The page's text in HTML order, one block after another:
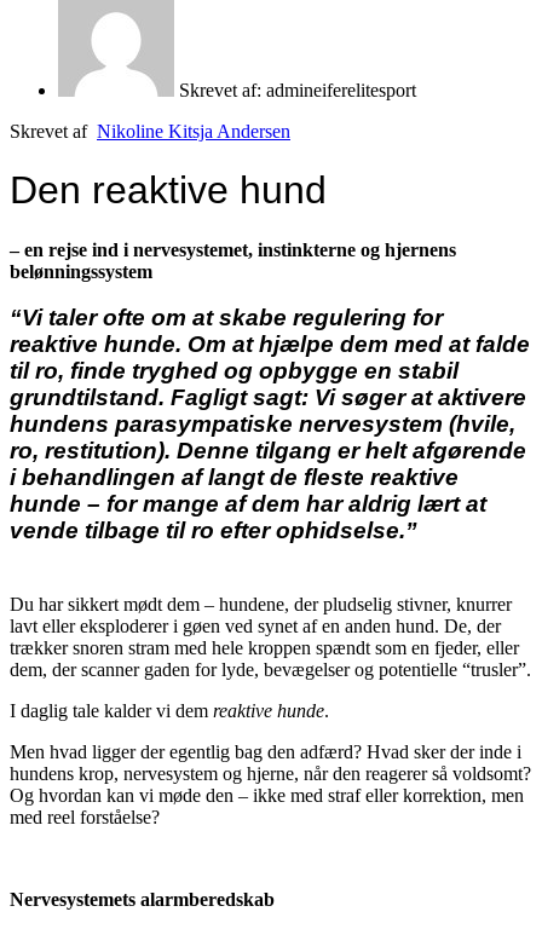
Skrevet af: admineiferelitesport
Skrevet af Nikoline Kitsja Andersen
Den reaktive hund
– en rejse ind i nervesystemet, instinkterne og hjernens
belønningssystem
“Vi taler ofte om at skabe regulering for
reaktive hunde. Om at hjælpe dem med at falde
til ro, finde tryghed og opbygge en stabil
grundtilstand. Fagligt sagt: Vi søger at aktivere
hundens parasympatiske nervesystem (hvile,
ro, restitution). Denne tilgang er helt afgørende
i behandlingen af langt de fleste reaktive
hunde – for mange af dem har aldrig lært at
vende tilbage til ro efter ophidselse.”
Du har sikkert mødt dem – hundene, der pludselig stivner, knurrer
lavt eller eksploderer i gøen ved synet af en anden hund. De, der
trækker snoren stram med hele kroppen spændt som en fjeder, eller
dem, der scanner gaden for lyde, bevægelser og potentielle “trusler”.
I daglig tale kalder vi dem reaktive hunde.
Men hvad ligger der egentlig bag den adfærd? Hvad sker der inde i
hundens krop, nervesystem og hjerne, når den reagerer så voldsomt?
Og hvordan kan vi møde den – ikke med straf eller korrektion, men
med reel forståelse?
Nervesystemets alarmberedskab